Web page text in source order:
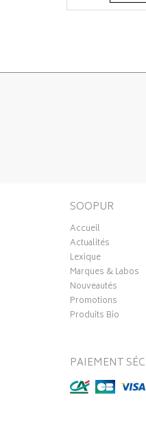
SOOPUR
Accueil
Actualités
Lexique
Marques & Labos
Nouveautés
Promotions
Produits Bio
PAIEMENT